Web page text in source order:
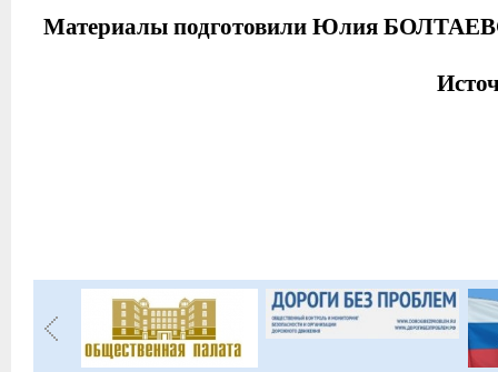
Материалы подготовили Юлия